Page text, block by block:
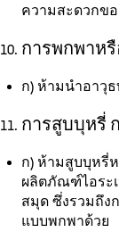
ความสะดวกข
การพกพาห
ก) ห้ามนำอาวุ
การสูบบุหรี่
ก) ห้ามสูบบุหรี่
ผลิตภัณฑ์ไอระ
สมุด ซึ่งรวมถึง
แบบพกพาด้วย